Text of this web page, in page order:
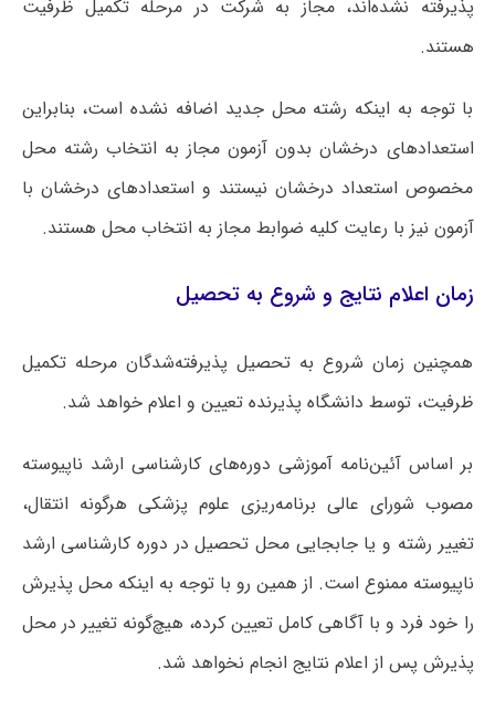
پذیرفته نشده‌اند، مجاز به شرکت در مرحله تکمیل ظرفیت
هستند.
با توجه به اینکه رشته محل جدید اضافه نشده است، بنابراین
استعدادهای درخشان بدون آزمون مجاز به انتخاب رشته محل
مخصوص استعداد درخشان نیستند و استعدادهای درخشان با
آزمون نیز با رعایت کلیه ضوابط مجاز به انتخاب محل هستند.
زمان اعلام نتایج و شروع به تحصیل
همچنین زمان شروع به تحصیل پذیرفته‌شدگان مرحله تکمیل
ظرفیت، توسط دانشگاه پذیرنده تعیین و اعلام خواهد شد.
بر اساس آئین‌نامه آموزشی دوره‌های کارشناسی ارشد ناپیوسته
مصوب شورای عالی برنامه‌ریزی علوم پزشکی هرگونه انتقال،
تغییر رشته و یا جابجایی محل تحصیل در دوره کارشناسی ارشد
ناپیوسته ممنوع است. از همین رو با توجه به اینکه محل پذیرش
را خود فرد و با آگاهی کامل تعیین کرده، هیچ‌گونه تغییر در محل
پذیرش پس از اعلام نتایج انجام نخواهد شد.